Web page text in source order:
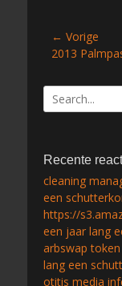
Bericht
navigatie
← Vorige
Vorig
2013
Zoeken
naar:
Recente
cleaning
een
https://
een jaar lang
arbswap
lang een
otitis media